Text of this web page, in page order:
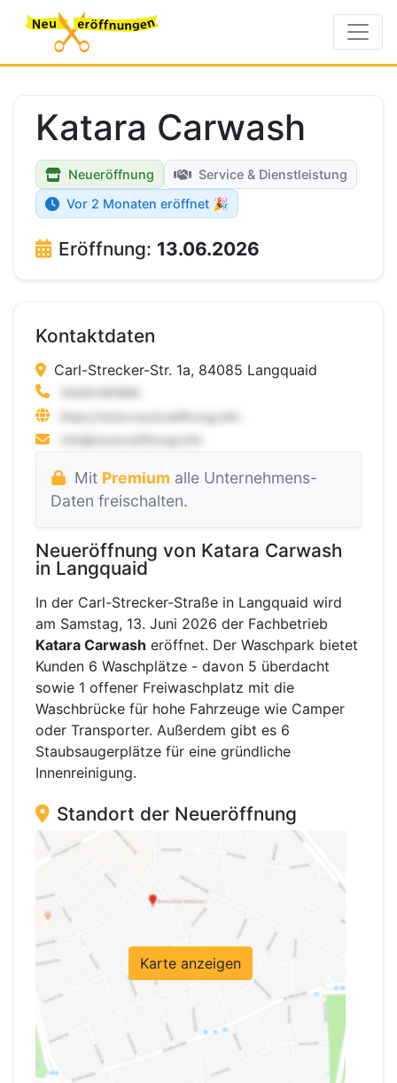
Katara Carwash
Neueröffnung
Service & Dienstleistung
Vor 2 Monaten eröffnet 🎉
Eröffnung: 13.06.2026
Kontaktdaten
Carl-Strecker-Str. 1a, 84085 Langquaid
Mit Premium alle Unternehmens-
Daten freischalten.
Neueröffnung von Katara Carwash
in Langquaid
In der Carl-Strecker-Straße in Langquaid wird
am Samstag, 13. Juni 2026 der Fachbetrieb
Katara Carwash eröffnet. Der Waschpark bietet
Kunden 6 Waschplätze - davon 5 überdacht
sowie 1 offener Freiwaschplatz mit die
Waschbrücke für hohe Fahrzeuge wie Camper
oder Transporter. Außerdem gibt es 6
Staubsaugerplätze für eine gründliche
Innenreinigung.
Standort der Neueröffnung
Karte anzeigen